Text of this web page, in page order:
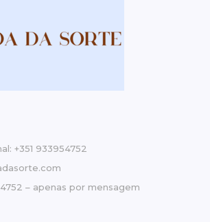
+351 933954752
– apenas por mensagem